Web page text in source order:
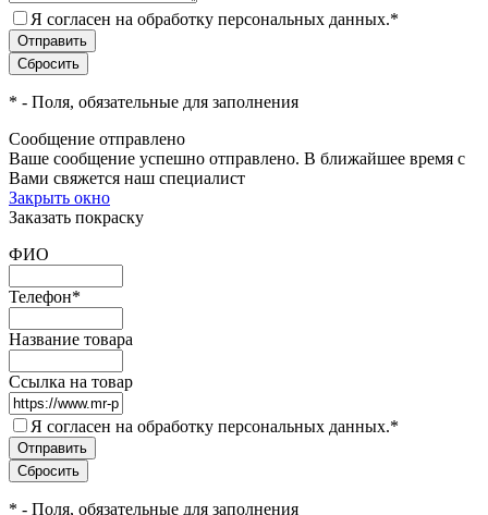
Я согласен на обработку персональных данных.*
* - Поля, обязательные для заполнения
Сообщение отправлено
Ваше сообщение успешно отправлено. В ближайшее время с
Вами свяжется наш специалист
Закрыть окно
Заказать покраску
ФИО
Телефон*
Название товара
Ссылка на товар
Я согласен на обработку персональных данных.*
* - Поля, обязательные для заполнения